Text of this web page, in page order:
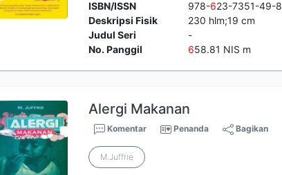
ISBN/ISSN
978-623-7351-49-8
Deskripsi Fisik
230 hlm;19 cm
Judul Seri
-
No. Panggil
658.81 NIS m
Alergi Makanan
Komentar Penanda Bagikan
M.Juffrie